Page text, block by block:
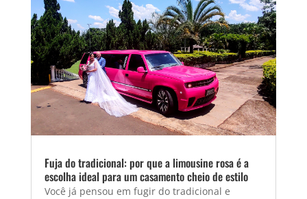
Fuja do tradicional: por que a limousine rosa é a
escolha ideal para um casamento cheio de estilo
Você já pensou em fugir do tradicional e